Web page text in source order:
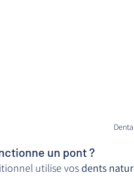
un pont ?
utilise vos dents